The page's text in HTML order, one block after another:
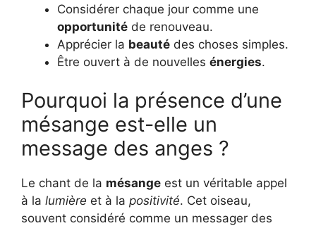
Considérer chaque jour comme une
opportunité de renouveau.
Apprécier la beauté des choses simples.
Être ouvert à de nouvelles énergies.
Pourquoi la présence d’une
mésange est-elle un
message des anges ?
Le chant de la mésange est un véritable appel
à la lumière et à la positivité. Cet oiseau,
souvent considéré comme un messager des